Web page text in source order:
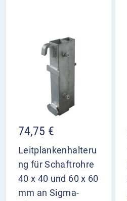
74,75 €
Leitplankenhalteru
ng für Schaftrohre
40 x 40 und 60 x 60
mm an Sigma-